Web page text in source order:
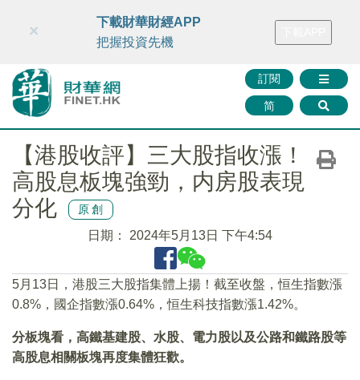
財華智庫網 FINTV FINMETA 財華證券 媒體矩陣
訂閱
简
×
下載財華財經APP
把握投資先機
【港股收評】三大股指收漲！
高股息板塊強勁，内房股表現
分化
原創
日期： 2024年5月13日 下午4:54
5月13日，港股三大股指集體上揚！截至收盤，恒生指數漲
0.8%，國企指數漲0.64%，恒生科技指數漲1.42%。
分板塊看，高鐵基建股、水股、電力股以及公路和鐵路股等
高股息相關板塊再度集體狂歡。